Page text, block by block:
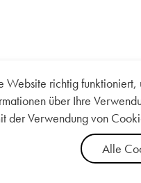
richtig
über Ihre
der Verwendung von
Alle